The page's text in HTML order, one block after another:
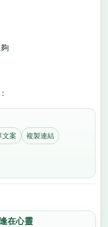
文案 複製連結
在心靈